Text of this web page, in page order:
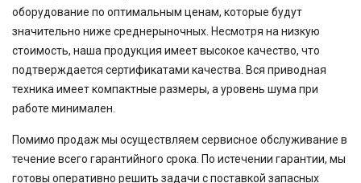
оборудование по оптимальным ценам, которые будут
значительно ниже среднерыночных. Несмотря на низкую
стоимость, наша продукция имеет высокое качество, что
подтверждается сертификатами качества. Вся приводная
техника имеет компактные размеры, а уровень шума при
работе минимален.
Помимо продаж мы осуществляем сервисное обслуживание в
течение всего гарантийного срока. По истечении гарантии, мы
готовы оперативно решить задачи с поставкой запасных